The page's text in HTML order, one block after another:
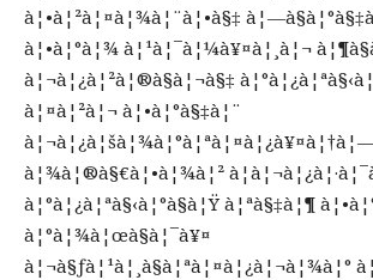
à¦•à¦²à¦¤à¦¾à¦¨à¦•à§‡
à¦•à¦°à¦¾ à¦¹à¦¯à¦¼à¥¤à¦¸à¦¬
à¦¬à¦¿à¦²à¦®à§à¦¬à§‡
à¦¤à¦²à¦¬ à¦•à¦°à§‡à¦¨
à¦¾à¦®à§€à¦•à¦¾à¦²
à¦°à¦¿à¦ªà§‹à¦°à§à¦Ÿ à¦ªà§‡à¦¶
à¦°à¦¾à¦œà§à¦¯à¥¤
à¦¬à§ƒà¦¹à¦¸à§à¦ªà¦¤à¦¿à¦¬à¦¾à¦°